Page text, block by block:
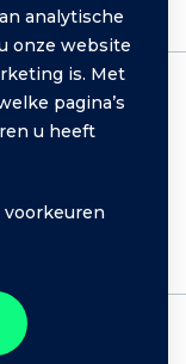
rights reserved.
analytische
onze website
is. Met
pagina’s
u heeft